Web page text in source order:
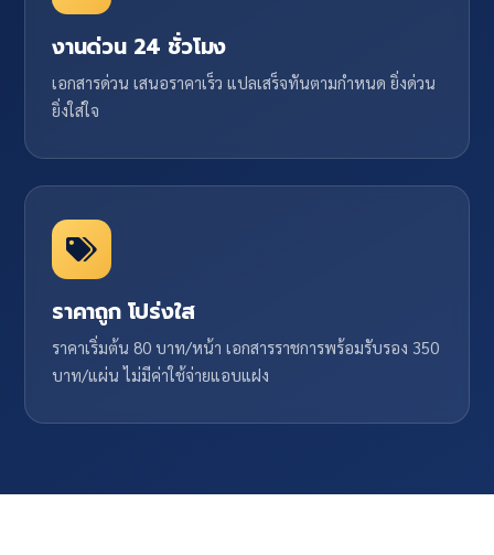
งานด่วน 24 ชั่วโมง
เอกสารด่วน เสนอราคาเร็ว แปลเสร็จทันตามกำหนด ยิ่งด่วน
ยิ่งใส่ใจ
ราคาถูก โปร่งใส
ราคาเริ่มต้น 80 บาท/หน้า เอกสารราชการพร้อมรับรอง 350
บาท/แผ่น ไม่มีค่าใช้จ่ายแอบแฝง